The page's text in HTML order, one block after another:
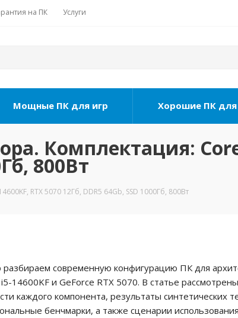
на ПК Услуги
Мощные ПК для игр Хорошие ПК для
Комплектация: Core
800Вт
RTX 5070 12Гб, DDR5 64Gb, SSD 1000Гб, 800Вт
разбираем современную конфигурацию ПК для
14600KF и GeForce RTX 5070. В статье
каждого компонента, результаты синтетических
бенчмарки, а также сценарии